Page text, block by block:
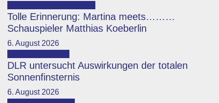
Tolle Erinnerung: Martina meets………
Schauspieler Matthias Koeberlin
6. August 2026
DLR untersucht Auswirkungen der totalen
Sonnenfinsternis
6. August 2026